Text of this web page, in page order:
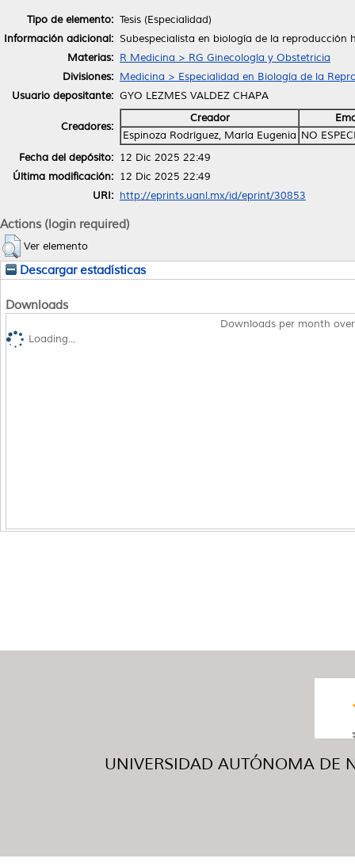
Tipo de elemento: Tesis (Especialidad)
Información adicional: Subespecialista en biología de la reproducción
Materias: R Medicina > RG Ginecología y Obstetricia
Divisiones: Medicina > Especialidad en Biología de la
Usuario depositante: GYO LEZMES VALDEZ CHAPA
Creadores:
Creador
Espinoza Rodríguez, María Eugenia NO
Fecha del depósito: 12 Dic 2025 22:49
Última modificación: 12 Dic 2025 22:49
URI: http://eprints.uanl.mx/id/eprint/30853
Actions (login required)
Ver elemento
Descargar estadísticas
Downloads
Downloads per month
Loading...
UNIVERSIDAD AUTÓNOMA DE